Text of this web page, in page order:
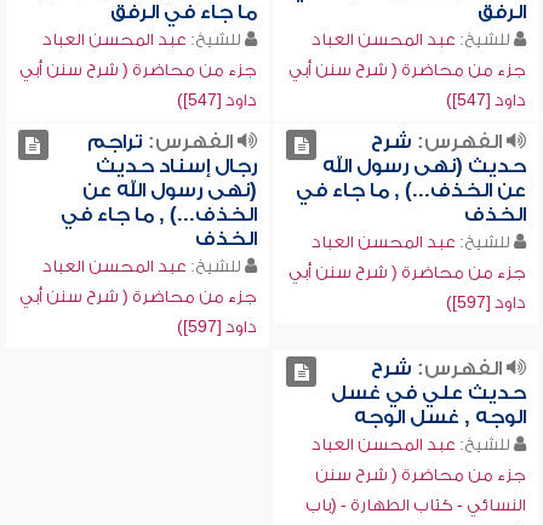
الرفق
للشيخ: عبد المحسن العباد
جزء من محاضرة ( شرح سنن أبي
داود [547])
ما جاء في الرفق
للشيخ: عبد المحسن العباد
جزء من محاضرة ( شرح سنن أبي
داود [547])
الفهرس: شرح
حديث (نهى رسول الله
عن الخذف...) , ما جاء في
الخذف
للشيخ: عبد المحسن العباد
جزء من محاضرة ( شرح سنن أبي
داود [597])
الفهرس: تراجم
رجال إسناد حديث
(نهى رسول الله عن
الخذف...) , ما جاء في
الخذف
للشيخ: عبد المحسن العباد
جزء من محاضرة ( شرح سنن أبي
داود [597])
الفهرس: شرح
حديث علي في غسل
الوجه , غسل الوجه
للشيخ: عبد المحسن العباد
جزء من محاضرة ( شرح سنن
النسائي - كتاب الطهارة - (باب